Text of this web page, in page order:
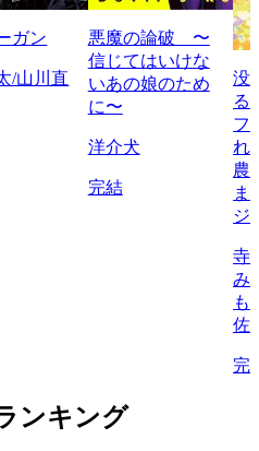
ガン
/山川直
悪魔の論破 〜
信じてはいけな
いあの娘のため
に〜
洋介犬
完結
没
る
フ
れ
農
ま
ジ
寺
み
も
佐
完
ンキング